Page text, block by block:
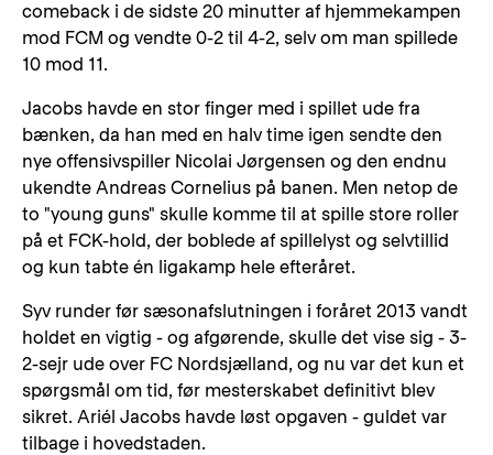
comeback i de sidste 20 minutter af hjemmekampen
mod FCM og vendte 0-2 til 4-2, selv om man spillede
10 mod 11.
Jacobs havde en stor finger med i spillet ude fra
bænken, da han med en halv time igen sendte den
nye offensivspiller Nicolai Jørgensen og den endnu
ukendte Andreas Cornelius på banen. Men netop de
to "young guns" skulle komme til at spille store roller
på et FCK-hold, der boblede af spillelyst og selvtillid
og kun tabte én ligakamp hele efteråret.
Syv runder før sæsonafslutningen i foråret 2013 vandt
holdet en vigtig - og afgørende, skulle det vise sig - 3-
2-sejr ude over FC Nordsjælland, og nu var det kun et
spørgsmål om tid, før mesterskabet definitivt blev
sikret. Ariél Jacobs havde løst opgaven - guldet var
tilbage i hovedstaden.